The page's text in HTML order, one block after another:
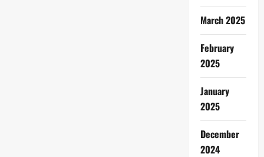
March 2025
February
2025
January
2025
December
2024